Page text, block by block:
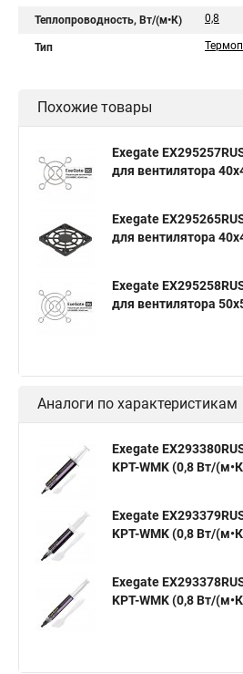
Теплопроводность, Вт/(м•К) 0,8
Тип
Похожие товары
Exegate
для вентилятора
Exegate
для вентилятора
Exegate
для вентилятора
Аналоги по характеристикам
Exegate
KPT-WMK (0,8 Вт/
Exegate
KPT-WMK (0,8 Вт/
Exegate
KPT-WMK (0,8 Вт/